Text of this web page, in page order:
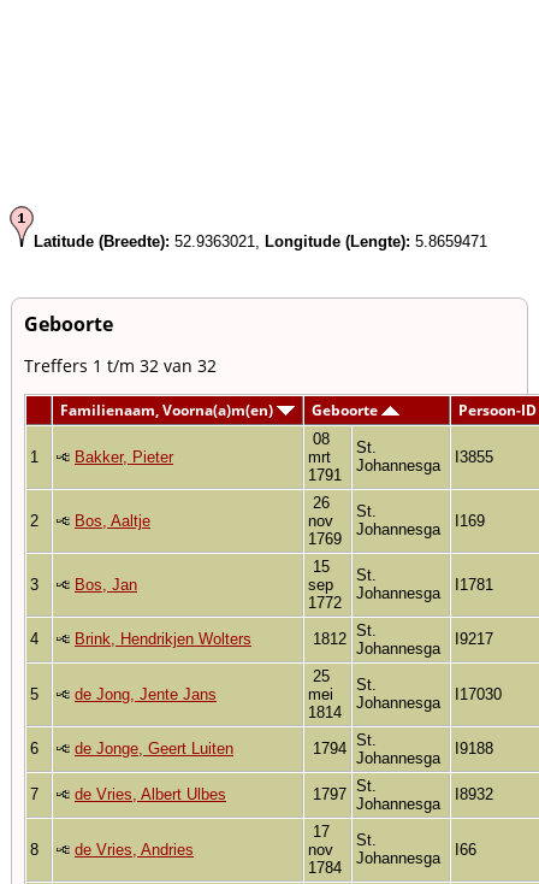
Latitude (Breedte): 52.9363021, Longitude (Lengte): 5.8659471
Geboorte
Treffers 1 t/m 32 van 32
Familienaam, Voorna(a)m(en) Geboorte Persoon-ID
1 Bakker, Pieter
08
mrt
1791
St.
Johannesga
I3855
2 Bos, Aaltje
26
nov
1769
St.
Johannesga
I169
3 Bos, Jan
15
sep
1772
St.
Johannesga
I1781
4 Brink, Hendrikjen Wolters 1812 St.
Johannesga
I9217
5 de Jong, Jente Jans
25
mei
1814
St.
Johannesga
I17030
6 de Jonge, Geert Luiten 1794 St.
Johannesga
I9188
7 de Vries, Albert Ulbes 1797 St.
Johannesga
I8932
8 de Vries, Andries
17
nov
1784
St.
Johannesga
I66